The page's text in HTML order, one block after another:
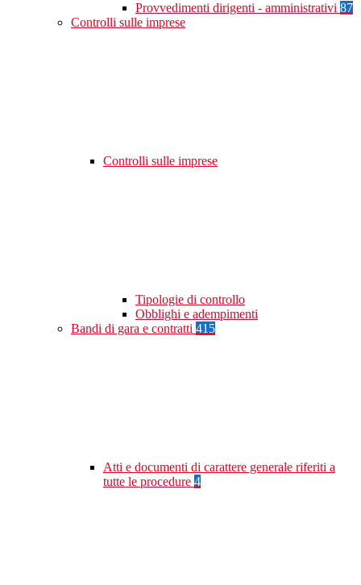
Provvedimenti dirigenti - amministrativi 87
Controlli sulle imprese
Controlli sulle imprese
Tipologie di controllo
Obblighi e adempimenti
Bandi di gara e contratti 415
Atti e documenti di carattere generale riferiti a
tutte le procedure 4